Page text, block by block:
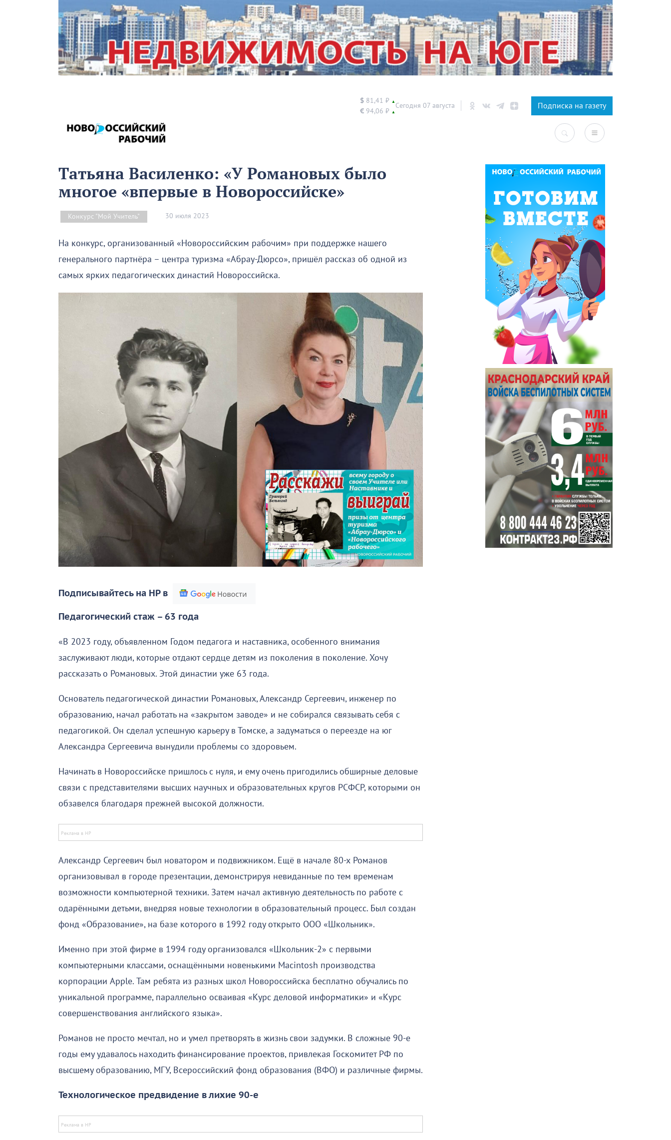
$ 81,41 ₽ ▲
€ 94,06 ₽ ▲
Сегодня 07 августа Подписка на газету
Татьяна Василенко: «У Романовых было
многое «впервые в Новороссийске»
Конкурс "Мой Учитель" 30 июля 2023
На конкурс, организованный «Новороссийским рабочим» при поддержке нашего
генерального партнёра – центра туризма «Абрау-Дюрсо», пришёл рассказ об одной из
самых ярких педагогических династий Новороссийска.
Подписывайтесь на НР в
Педагогический стаж – 63 года
«В 2023 году, объявленном Годом педагога и наставника, особенного внимания
заслуживают люди, которые отдают сердце детям из поколения в поколение. Хочу
рассказать о Романовых. Этой династии уже 63 года.
Основатель педагогической династии Романовых, Александр Сергеевич, инженер по
образованию, начал работать на «закрытом заводе» и не собирался связывать себя с
педагогикой. Он сделал успешную карьеру в Томске, а задуматься о переезде на юг
Александра Сергеевича вынудили проблемы со здоровьем.
Начинать в Новороссийске пришлось с нуля, и ему очень пригодились обширные деловые
связи с представителями высших научных и образовательных кругов РСФСР, которыми он
обзавелся благодаря прежней высокой должности.
Александр Сергеевич был новатором и подвижником. Ещё в начале 80-х Романов
организовывал в городе презентации, демонстрируя невиданные по тем временам
возможности компьютерной техники. Затем начал активную деятельность по работе с
одарёнными детьми, внедряя новые технологии в образовательный процесс. Был создан
фонд «Образование», на базе которого в 1992 году открыто ООО «Школьник».
Именно при этой фирме в 1994 году организовался «Школьник-2» с первыми
компьютерными классами, оснащёнными новенькими Macintosh производства
корпорации Apple. Там ребята из разных школ Новороссийска бесплатно обучались по
уникальной программе, параллельно осваивая «Курс деловой информатики» и «Курс
совершенствования английского языка».
Романов не просто мечтал, но и умел претворять в жизнь свои задумки. В сложные 90-е
годы ему удавалось находить финансирование проектов, привлекая Госкомитет РФ по
высшему образованию, МГУ, Всероссийский фонд образования (ВФО) и различные фирмы.
Технологическое предвидение в лихие 90-е